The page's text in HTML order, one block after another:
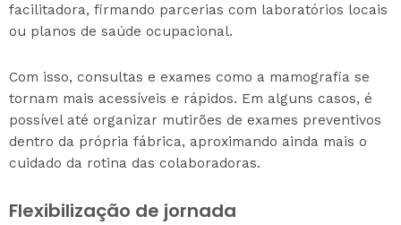
facilitadora, firmando parcerias com laboratórios locais
ou planos de saúde ocupacional.
Com isso, consultas e exames como a mamografia se
tornam mais acessíveis e rápidos. Em alguns casos, é
possível até organizar mutirões de exames preventivos
dentro da própria fábrica, aproximando ainda mais o
cuidado da rotina das colaboradoras.
Flexibilização de jornada